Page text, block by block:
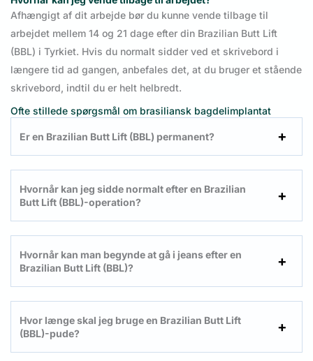
Afhængigt af dit arbejde bør du kunne vende tilbage til
arbejdet mellem 14 og 21 dage efter din Brazilian Butt Lift
(BBL) i Tyrkiet. Hvis du normalt sidder ved et skrivebord i
længere tid ad gangen, anbefales det, at du bruger et stående
skrivebord, indtil du er helt helbredt.
Ofte stillede spørgsmål om brasiliansk bagdelimplantat
Er en Brazilian Butt Lift (BBL) permanent?
Hvornår kan jeg sidde normalt efter en Brazilian
Butt Lift (BBL)-operation?
Hvornår kan man begynde at gå i jeans efter en
Brazilian Butt Lift (BBL)?
Hvor længe skal jeg bruge en Brazilian Butt Lift
(BBL)-pude?